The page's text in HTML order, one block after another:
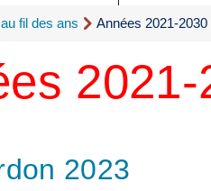
fil des ans Années 2021-2030
2021-
2023